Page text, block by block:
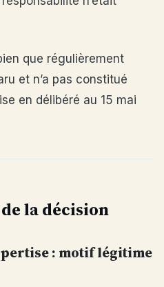
que régulièrement
et n’a pas constitué
en délibéré au 15 mai
la décision
: motif légitime